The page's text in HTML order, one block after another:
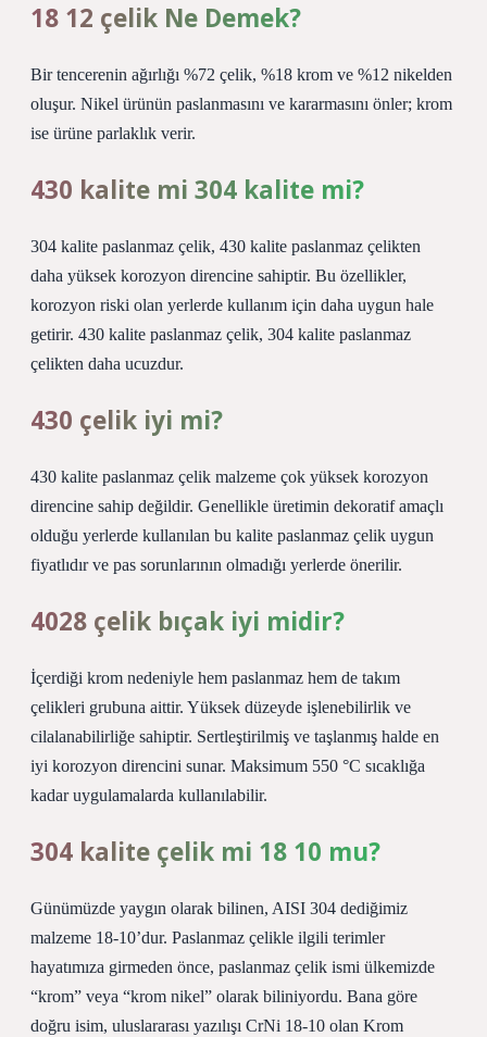
18 12 çelik Ne Demek?
Bir tencerenin ağırlığı %72 çelik, %18 krom ve %12 nikelden
oluşur. Nikel ürünün paslanmasını ve kararmasını önler; krom
ise ürüne parlaklık verir.
430 kalite mi 304 kalite mi?
304 kalite paslanmaz çelik, 430 kalite paslanmaz çelikten
daha yüksek korozyon direncine sahiptir. Bu özellikler,
korozyon riski olan yerlerde kullanım için daha uygun hale
getirir. 430 kalite paslanmaz çelik, 304 kalite paslanmaz
çelikten daha ucuzdur.
430 çelik iyi mi?
430 kalite paslanmaz çelik malzeme çok yüksek korozyon
direncine sahip değildir. Genellikle üretimin dekoratif amaçlı
olduğu yerlerde kullanılan bu kalite paslanmaz çelik uygun
fiyatlıdır ve pas sorunlarının olmadığı yerlerde önerilir.
4028 çelik bıçak iyi midir?
İçerdiği krom nedeniyle hem paslanmaz hem de takım
çelikleri grubuna aittir. Yüksek düzeyde işlenebilirlik ve
cilalanabilirliğe sahiptir. Sertleştirilmiş ve taşlanmış halde en
iyi korozyon direncini sunar. Maksimum 550 °C sıcaklığa
kadar uygulamalarda kullanılabilir.
304 kalite çelik mi 18 10 mu?
Günümüzde yaygın olarak bilinen, AISI 304 dediğimiz
malzeme 18-10’dur. Paslanmaz çelikle ilgili terimler
hayatımıza girmeden önce, paslanmaz çelik ismi ülkemizde
“krom” veya “krom nikel” olarak biliniyordu. Bana göre
doğru isim, uluslararası yazılışı CrNi 18-10 olan Krom